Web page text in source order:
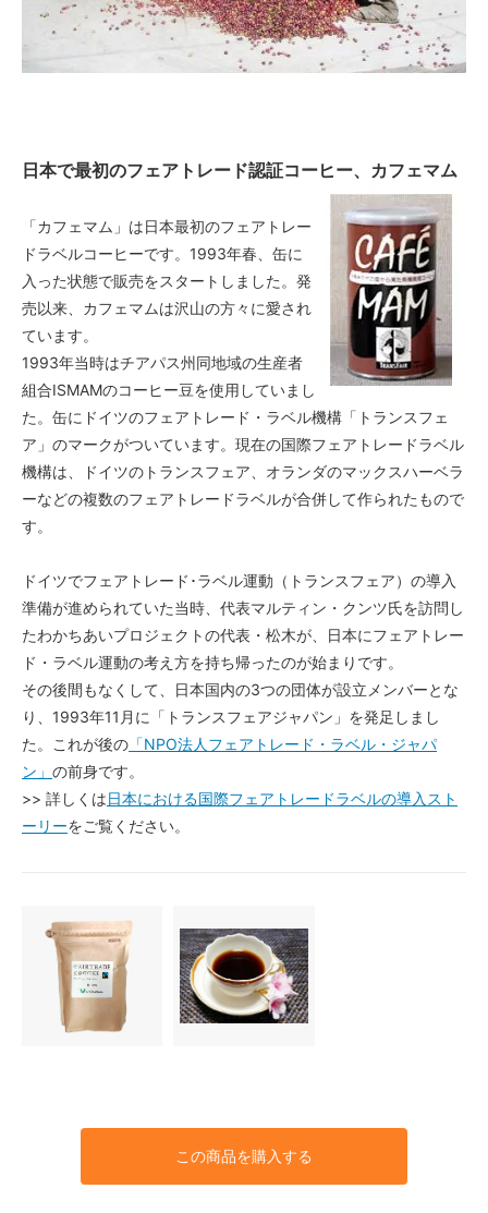
日本で最初のフェアトレード認証コーヒー、カフェマム
「カフェマム」は日本最初のフェアトレー
ドラベルコーヒーです。1993年春、缶に
入った状態で販売をスタートしました。発
売以来、カフェマムは沢山の方々に愛され
ています。
1993年当時はチアパス州同地域の生産者
組合ISMAMのコーヒー豆を使用していまし
た。缶にドイツのフェアトレード・ラベル機構「トランスフェ
ア」のマークがついています。現在の国際フェアトレードラベル
機構は、ドイツのトランスフェア、オランダのマックスハーベラ
ーなどの複数のフェアトレードラベルが合併して作られたもので
す。
ドイツでフェアトレード･ラベル運動（トランスフェア）の導入
準備が進められていた当時、代表マルティン・クンツ氏を訪問し
たわかちあいプロジェクトの代表・松木が、日本にフェアトレー
ド・ラベル運動の考え方を持ち帰ったのが始まりです。
その後間もなくして、日本国内の3つの団体が設立メンバーとな
り、1993年11月に「トランスフェアジャパン」を発足しまし
た。これが後の 「NPO法人フェアトレード・ラベル・ジャパ
ン」 の前身です。
>> 詳しくは日本における国際フェアトレードラベルの導入スト
ーリーをご覧ください。
この商品を購入する